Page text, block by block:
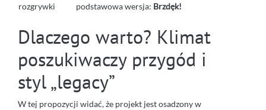
rozgrywki
podstawowa wersja: Brzdęk!
Dlaczego warto? Klimat
poszukiwaczy przygód i
styl „legacy”
W tej propozycji widać, że projekt jest osadzony w